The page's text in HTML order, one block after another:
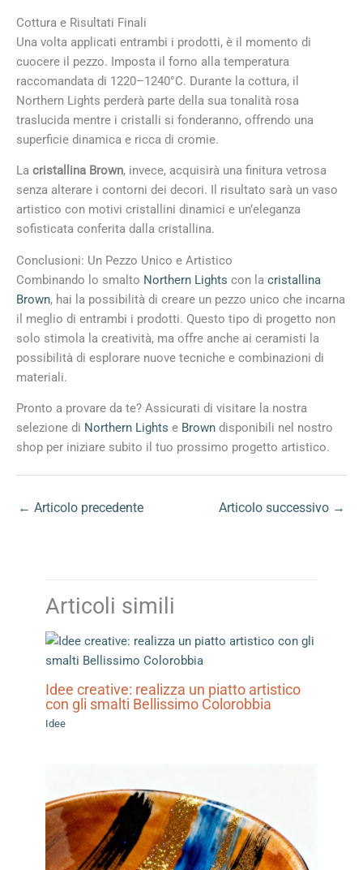
Cottura e Risultati Finali
Una volta applicati entrambi i prodotti, è il momento di
cuocere il pezzo. Imposta il forno alla temperatura
raccomandata di 1220–1240°C. Durante la cottura, il
Northern Lights perderà parte della sua tonalità rosa
traslucida mentre i cristalli si fonderanno, offrendo una
superficie dinamica e ricca di cromie.
La cristallina Brown, invece, acquisirà una finitura vetrosa
senza alterare i contorni dei decori. Il risultato sarà un vaso
artistico con motivi cristallini dinamici e un’eleganza
sofisticata conferita dalla cristallina.
Conclusioni: Un Pezzo Unico e Artistico
Combinando lo smalto Northern Lights con la cristallina
Brown, hai la possibilità di creare un pezzo unico che incarna
il meglio di entrambi i prodotti. Questo tipo di progetto non
solo stimola la creatività, ma offre anche ai ceramisti la
possibilità di esplorare nuove tecniche e combinazioni di
materiali.
Pronto a provare da te? Assicurati di visitare la nostra
selezione di Northern Lights e Brown disponibili nel nostro
shop per iniziare subito il tuo prossimo progetto artistico.
← Articolo precedente Articolo successivo →
Articoli simili
Idee creative: realizza un piatto artistico
con gli smalti Bellissimo Colorobbia
Idee